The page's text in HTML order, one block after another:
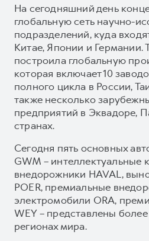
На сегодняшний день
глобальную сеть научно-
подразделений, куда
Китае, Японии и Германии.
построила глобальную
которая включает 10
полного цикла в России,
также несколько
предприятий в Эквадоре,
странах.
Сегодня пять основных
GWM – интеллектуальные
внедорожники HAVAL,
POER, премиальные
электромобили ORA,
WEY – представлены более
регионах мира.